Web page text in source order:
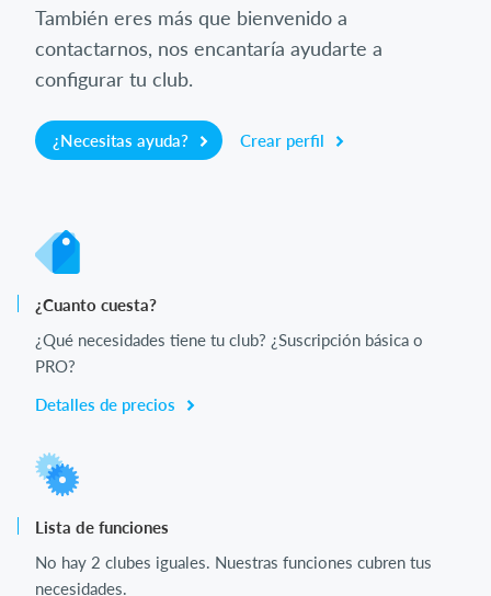
También eres más que bienvenido a
contactarnos, nos encantaría ayudarte a
configurar tu club.
¿Necesitas ayuda? Crear perfil
¿Cuanto cuesta?
¿Qué necesidades tiene tu club? ¿Suscripción básica o
PRO?
Detalles de precios
Lista de funciones
No hay 2 clubes iguales. Nuestras funciones cubren tus
necesidades.